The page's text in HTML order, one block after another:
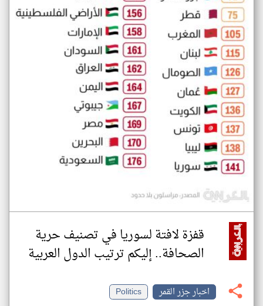
قفزة لافتة لسوريا في تصنيف حرية
الصحافة.. إليكم ترتيب الدول العربية
اخبار جزر القمر
Politics